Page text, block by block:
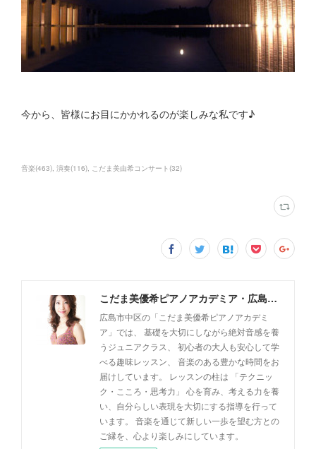
今から、皆様にお目にかかれるのが楽しみな私です♪
音楽(463) 演奏(116) こだま美由希コンサート (32)
こだま美優希ピアノアカデミア・広島市中区
広島市中区の「こだま美優希ピアノアカデミ
ア」では、 基礎を大切にしながら絶対音感を養
うジュニアクラス、 初心者の大人も安心して学
べる趣味レッスン、 音楽のある豊かな時間をお
届けしています。 レッスンの柱は 「テクニッ
ク・こころ・思考力」 心を育み、考える力を養
い、自分らしい表現を大切にする指導を行って
います。 音楽を通じて新しい一歩を望む方との
ご縁を、心より楽しみにしています。